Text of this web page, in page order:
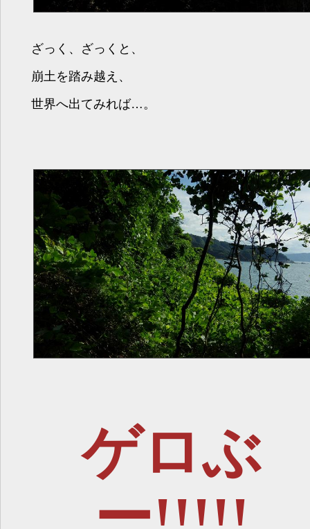
ざっく、ざっくと、
崩土を踏み越え、
世界へ出てみれば…。
ゲロぶ